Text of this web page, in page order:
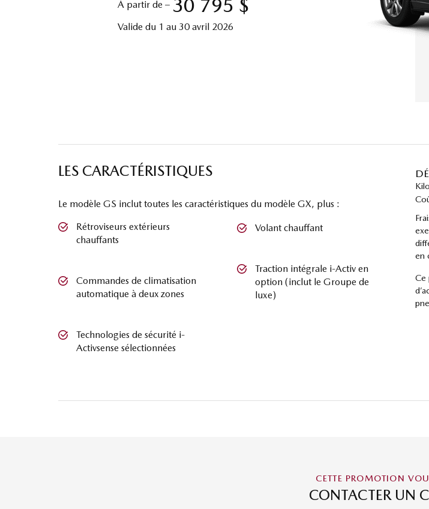
À partir de – 30 795 $
Valide du 1 au 30 avril 2026
LES CARACTÉRISTIQUES
Le modèle GS inclut toutes les caractéristiques du modèle GX, plus :
Rétroviseurs extérieurs
chauffants
Commandes de climatisation
automatique à deux zones
Technologies de sécurité i-
Activsense sélectionnées
Volant chauffant
Traction intégrale i-Activ en
option (inclut le Groupe de
luxe)
en
Ce
CETTE PROMOTION
CONTACTER UN